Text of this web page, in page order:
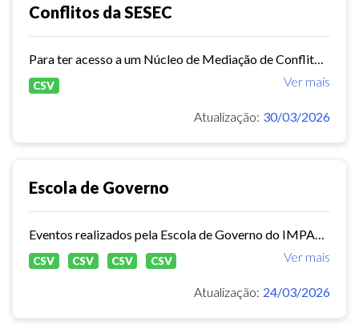
Conflitos da SESEC
Ver mais
CSV
Atualização: 30/03/2026
Escola de Governo
Ver mais
CSV CSV CSV CSV
Atualização: 24/03/2026